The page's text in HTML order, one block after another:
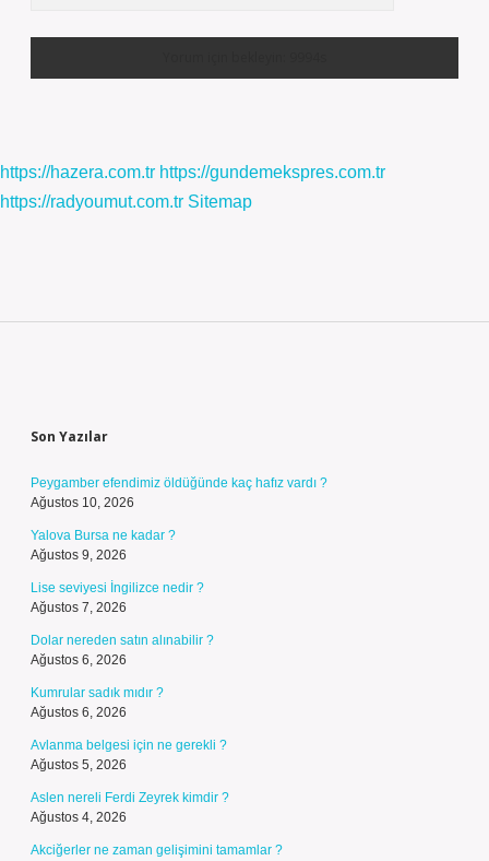
https://hazera.com.tr https://gundemekspres.com.tr
https://radyoumut.com.tr Sitemap
Son Yazılar
Peygamber efendimiz öldüğünde kaç hafız vardı ?
Ağustos 10, 2026
Yalova Bursa ne kadar ?
Ağustos 9, 2026
Lise seviyesi İngilizce nedir ?
Ağustos 7, 2026
Dolar nereden satın alınabilir ?
Ağustos 6, 2026
Kumrular sadık mıdır ?
Ağustos 6, 2026
Avlanma belgesi için ne gerekli ?
Ağustos 5, 2026
Aslen nereli Ferdi Zeyrek kimdir ?
Ağustos 4, 2026
Akciğerler ne zaman gelişimini tamamlar ?